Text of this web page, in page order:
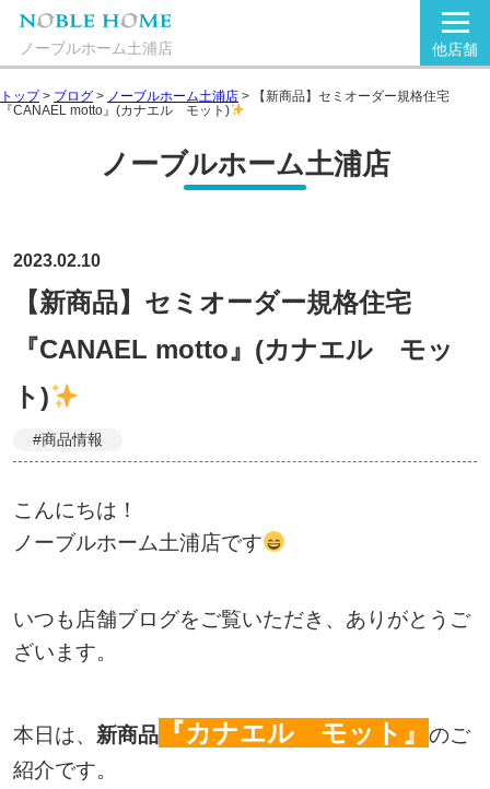
ノーブルホーム土浦店 他店舗
トップ> ブログ > ノーブルホーム土浦店 >
【新商品】セミオーダー規格住宅
『CANAEL motto』(カナエル モット)
ノーブルホーム土浦店
2023.02.10
【新商品】セミオーダー規格住宅
『CANAEL motto』(カナエル モッ
ト)
#商品情報
こんにちは！
ノーブルホーム土浦店です
いつも店舗ブログをご覧いただき、ありがとうご
ざいます。
本日は、 新商品『カナエル モット』
のご
紹介です。